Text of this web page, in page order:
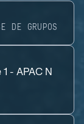
DE GRUPOS
- APAC N